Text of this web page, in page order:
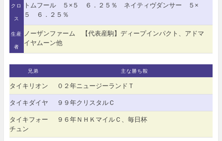
クロ
ス
トムフール ５×５ ６．２５％ ネイティヴダンサー ５×
５ ６．２５％
生産
者
ノーザンファーム 【代表産駒】ディープインパクト、アドマ
イヤムーン他
兄弟 主な勝ち鞍
タイキリオン
０２年ニュージーランドＴ
タイキダイヤ
９９年クリスタルＣ
タイキフォー
チュン
９６年ＮＨＫマイルＣ、毎日杯